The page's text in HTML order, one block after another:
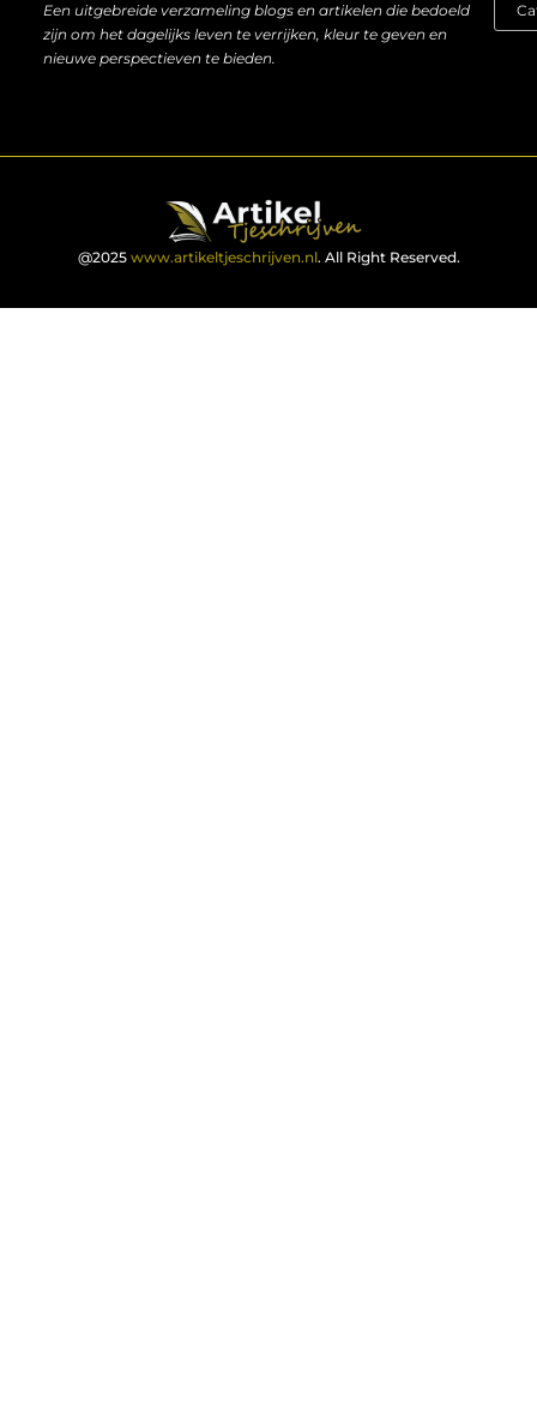
Een uitgebreide verzameling blogs en artikelen die bedoeld
zijn om het dagelijks leven te verrijken, kleur te geven en
nieuwe perspectieven te bieden.
@2025 www.artikeltjeschrijven.nl. All Right Reserved.